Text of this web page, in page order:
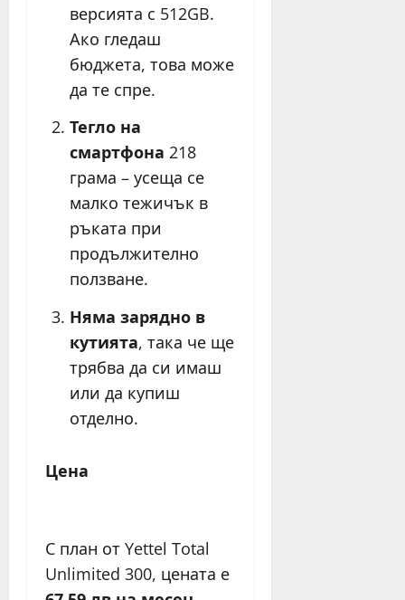
версията с 512GB.
Ако гледаш
бюджета, това може
да те спре.
Тегло на
смартфона 218
грама – усеща се
малко тежичък в
ръката при
продължително
ползване.
Няма зарядно в
кутията, така че ще
трябва да си имаш
или да купиш
отделно.
Цена
С план от Yettel Total
Unlimited 300, цената е